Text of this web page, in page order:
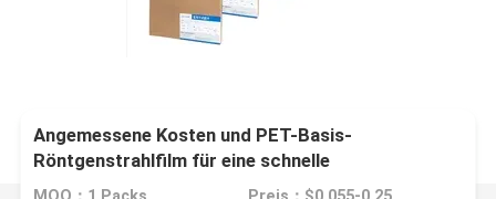
Angemessene Kosten und PET-Basis-
Röntgenstrahlfilm für eine schnelle
Druckgeschwindigkeit von 1-3 Minuten